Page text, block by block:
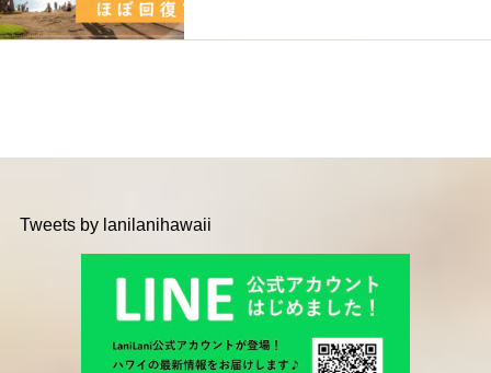
Tweets by lanilanihawaii